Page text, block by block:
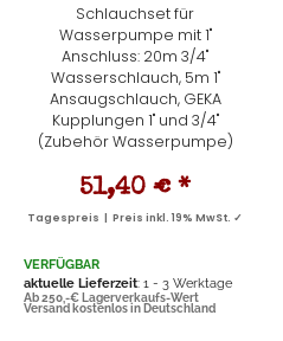
Schlauchset für
Wasserpumpe mit 1"
Anschluss: 20m 3/4"
Wasserschlauch, 5m 1"
Ansaugschlauch, GEKA
Kupplungen 1" und 3/4"
(Zubehör Wasserpumpe)
51,40 € *
Tagespreis | Preis inkl. 19% MwSt. ✓
VERFÜGBAR
aktuelle Lieferzeit: 1 - 3 Werktage
Ab 250,-€ Lagerverkaufs-Wert
Versand kostenlos in Deutschland